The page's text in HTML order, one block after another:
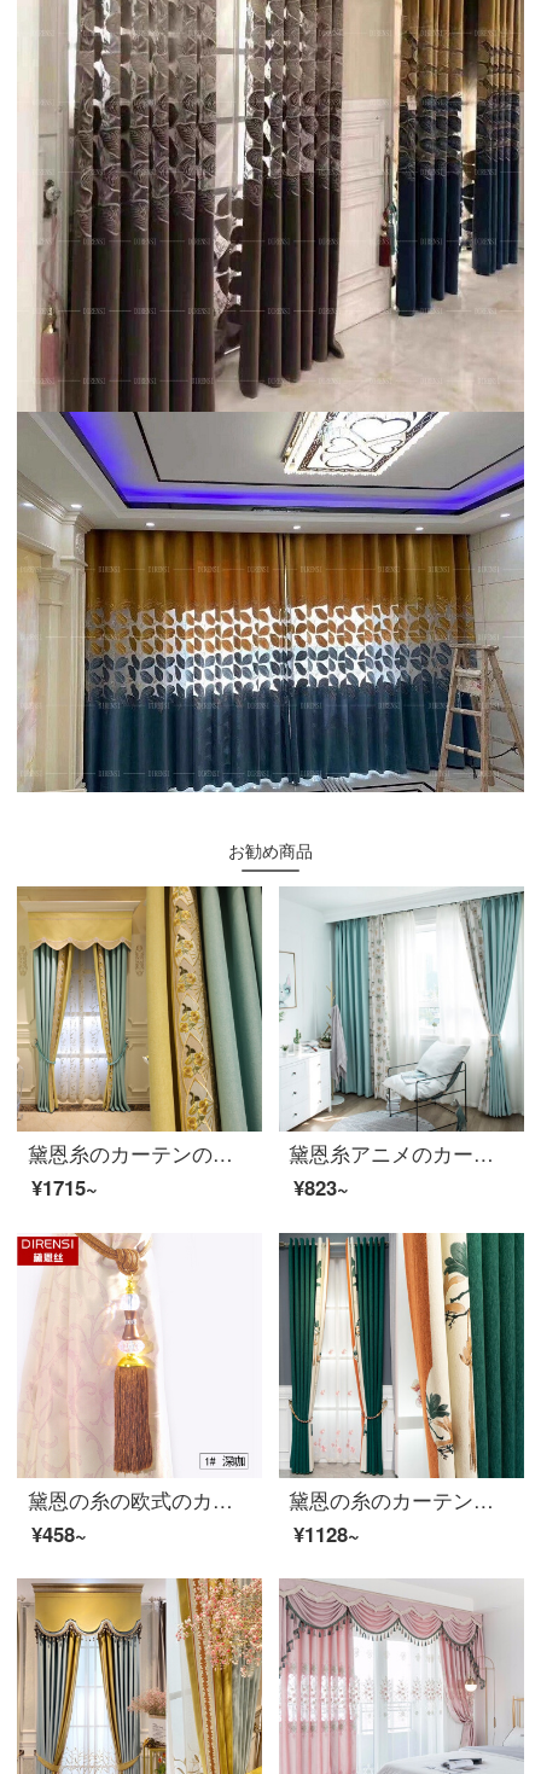
お勧め商品
黛恩糸のカーテンの完成品は簡単に現代の客間の寝室の遮光布の翻り窓の綿の麻の刺繍の模様をつないでアメリカ式のカーテンの布をつなぎます。
¥1715~
黛恩糸アニメのカーテンは清新で北欧の女の子の部屋の男の子の部屋の寝室が簡単に現代の遮光布の完成品を注文してカーテンの子供部屋を注文して作らせます。抹茶緑の布の幅一メートルの専門写真（加工無料）
¥823~
黛恩の糸の欧式のカーテンはボールの蘇州を掛けて紐を縛ってボールを掛けて壁のフックの部品のアクセサリの深いカレーの色を掛けます。
¥458~
黛恩の糸のカーテンの完成品は軽くて贅沢で、現代のティップの遮光布の寝室の客間はシームレスにシェニールの模仿のカシミアのカーテンの布の墨の緑色の布の幅の1メートルをつなぎ合わせます（固定の幅：5メートル；6.3メートル；7メートル）
¥1128~